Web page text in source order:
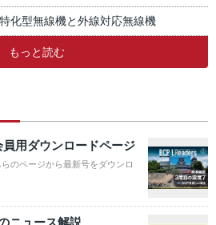
化型無線機と外線対応無線機
もっと読む
用ダウンロードページ
のページから最新号をダウンロ
ニュース解説